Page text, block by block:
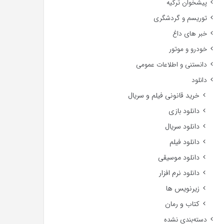
پیشخوان ترکیه
توریسم و گردشگری
خبر های داغ
خودرو و موتور
دانستنی و اطلاعات عمومی
دانلود
خرید قانونی فیلم و سریال
دانلود بازی
دانلود سریال
دانلود فیلم
دانلود موسیقی
دانلود نرم افزار
زیرنویس ها
کتاب و رمان
دسته‌بندی نشده